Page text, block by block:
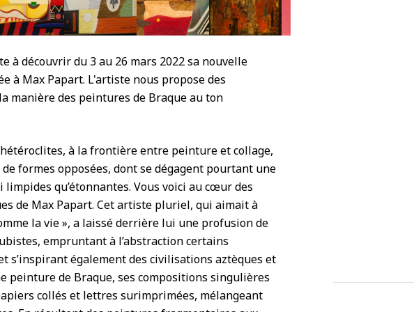
à découvrir du 3 au 26 mars 2022 sa nouvelle
à Max Papart. L'artiste nous propose des
manière des peintures de Braque au ton
à la frontière entre peinture et collage,
formes opposées, dont se dégagent pourtant une
qu’étonnantes. Vous voici au cœur des
de Max Papart. Cet artiste pluriel, qui aimait à
la vie », a laissé derrière lui une profusion de
empruntant à l’abstraction certains
s’inspirant également des civilisations aztèques et
peinture de Braque, ses compositions singulières
collés et lettres surimprimées, mélangeant